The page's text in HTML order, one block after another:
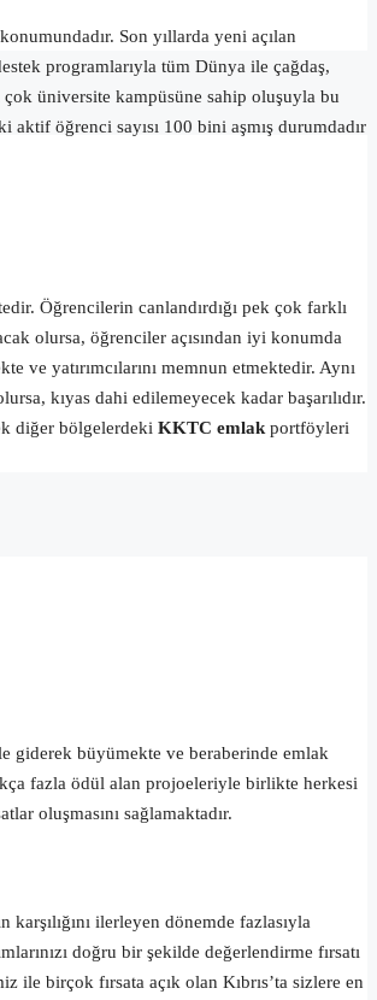
Son yıllarda yeni açılan
programlarıyla tüm Dünya ile çağdaş,
üniversite kampüsüne sahip oluşuyla bu
öğrenci sayısı 100 bini aşmış durumdadır
Öğrencilerin canlandırdığı pek çok farklı
olursa, öğrenciler açısından iyi konumda
yatırımcılarını memnun etmektedir. Aynı
kıyas dahi edilemeyecek kadar başarılıdır.
diğer bölgelerdeki KKTC emlak portföyleri
giderek büyümekte ve beraberinde emlak
fazla ödül alan projoeleriyle birlikte herkesi
oluşmasını sağlamaktadır.
ilerleyen dönemde fazlasıyla
doğru bir şekilde değerlendirme fırsatı
ile birçok fırsata açık olan Kıbrıs’ta sizlere en